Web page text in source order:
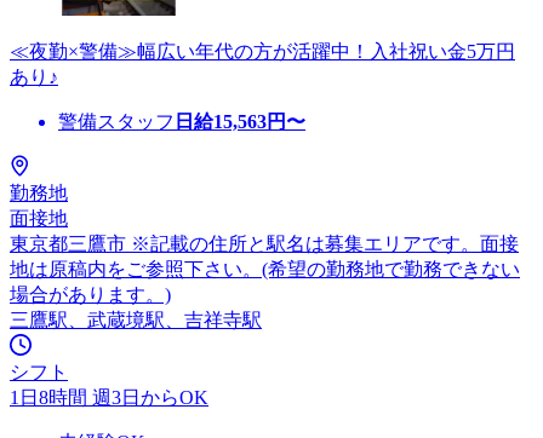
≪夜勤×警備≫幅広い年代の方が活躍中！入社祝い金5万円
あり♪
警備スタッフ 日給15,563円〜
勤務地
面接地
東京都三鷹市 ※記載の住所と駅名は募集エリアです。面接
地は原稿内をご参照下さい。(希望の勤務地で勤務できない
場合があります。)
三鷹駅、武蔵境駅、吉祥寺駅
シフト
1日8時間 週3日からOK